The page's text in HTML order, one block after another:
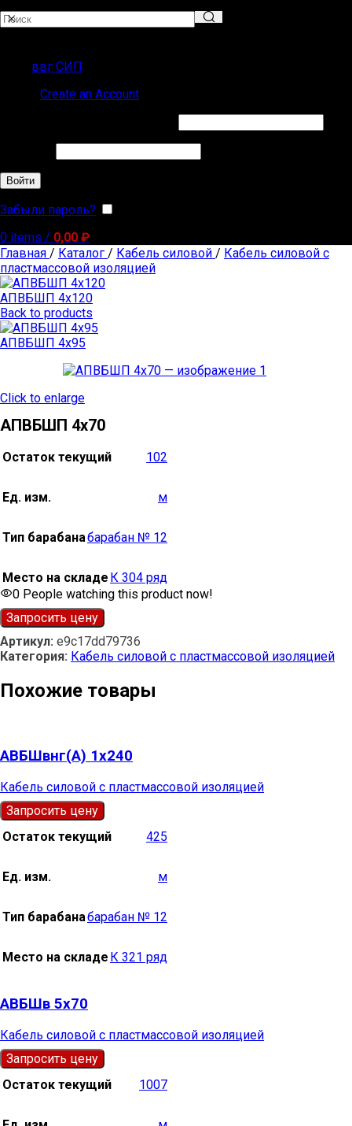
ввг СИП
Create an Account
Войти
Забыли пароль?
0 items / 0,00 ₽
Главная / Каталог / Кабель силовой / Кабель силовой с
пластмассовой изоляцией
АПВБШП 4х120
Back to products
АПВБШП 4х95
Click to enlarge
АПВБШП 4х70
Остаток текущий 102
Ед. изм. м
Тип барабанабарабан № 12
Место на складе К 304 ряд
0 People watching this product now!
Запросить цену
Артикул: e9c17dd79736
Категория: Кабель силовой с пластмассовой изоляцией
Похожие товары
АВБШвнг(А) 1х240
Кабель силовой с пластмассовой изоляцией
Запросить цену
Остаток текущий
425
Ед. изм. м
Тип барабанабарабан № 12
Место на складе К 321 ряд
АВБШв 5х70
Кабель силовой с пластмассовой изоляцией
Запросить цену
Остаток текущий
1007